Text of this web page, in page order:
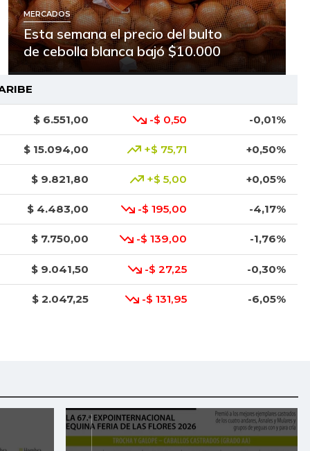
MERCADOS
Esta semana el precio del bulto
de cebolla blanca bajó $10.000
$ 6.551,00 -$ 0,50 -0,01%
$ 15.094,00 +$ 75,71 +0,50%
$ 9.821,80 +$ 5,00 +0,05%
$ 4.483,00 -$ 195,00 -4,17%
$ 7.750,00 -$ 139,00 -1,76%
$ 9.041,50 -$ 27,25 -0,30%
$ 2.047,25 -$ 131,95 -6,05%
$ 3.120,67 -$ 636,33 -16,94%